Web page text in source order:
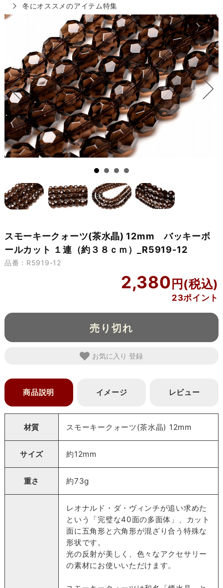
冬にオススメのアイテム特集
スモーキークォーツ(茶水晶) 12mm バッキーボ
ールカット １連（約３８ｃｍ）_R5919-12
品番：R5919-12
2,380
23ポイント
売り切れ
お気に入り
商品説明 イメージ レビュー
材質 スモーキークォーツ(茶水晶) 12mm
サイズ 約12mm
重さ 約73g
レオナルド・ダ・ヴィンチが追い求めた
という「完璧な40面の多面体」、カット
面に五角形と六角形が混ざり合う特殊な
形状です。
光の反射が美しく、色々なアクセサリー
の素材にお使いいただけます。